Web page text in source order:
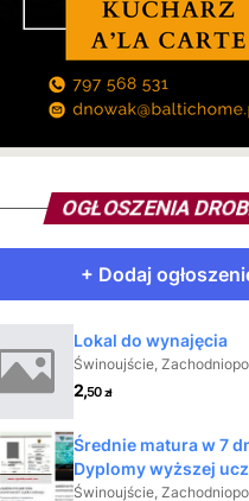
OGŁOSZENIA